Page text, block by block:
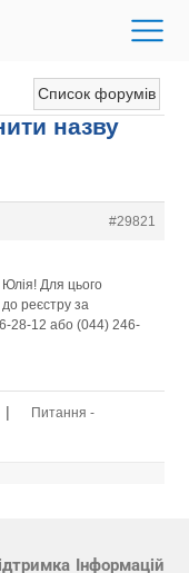
Список форумів
назву
#29821
Для цього
реєстру за
28-12 або (044) 246-
|
Питання -
Інформацій